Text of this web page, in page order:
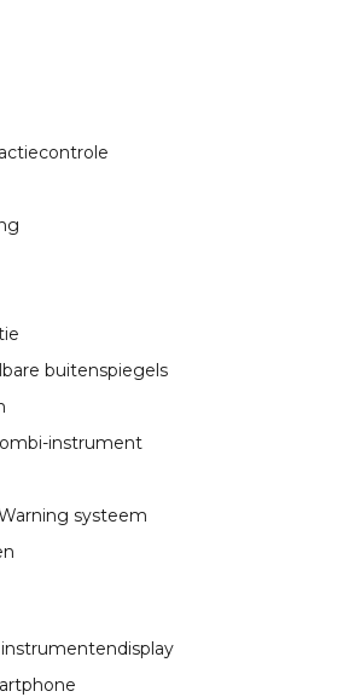
buitenspiegels
instrument
systeem